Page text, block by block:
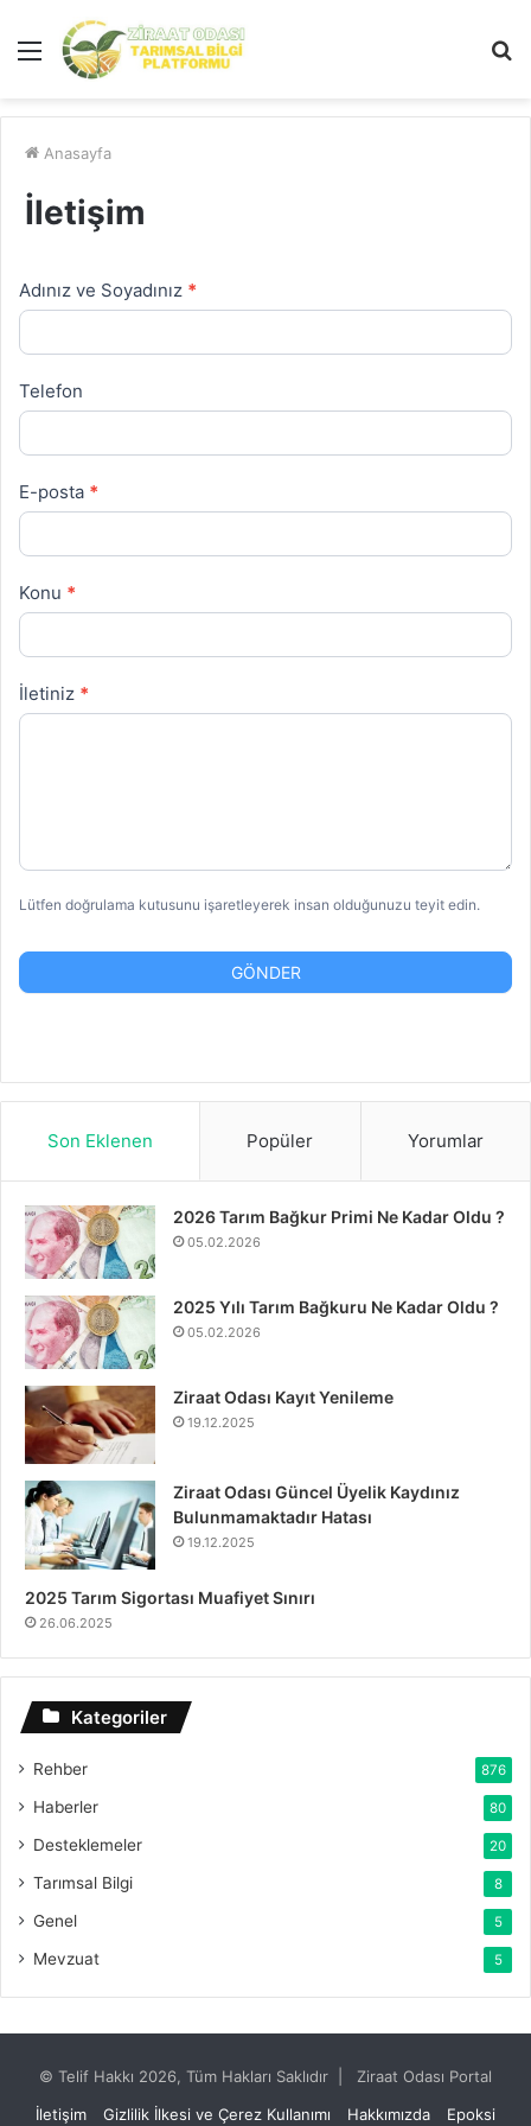
Menü
...
Anasayfa
İletişim
İletişim
Adınız ve Soyadınız *
Telefon
E-posta *
Konu *
İletiniz *
Lütfen doğrulama kutusunu işaretleyerek insan olduğunuzu teyit edin.
GÖNDER
Son Eklenen Popüler Yorumlar
2026 Tarım Bağkur Primi Ne Kadar Oldu ?
05.02.2026
2025 Yılı Tarım Bağkuru Ne Kadar Oldu ?
05.02.2026
Ziraat Odası Kayıt Yenileme
19.12.2025
Ziraat Odası Güncel Üyelik Kaydınız
Bulunmamaktadır Hatası
19.12.2025
2025 Tarım Sigortası Muafiyet Sınırı
26.06.2025
Kategoriler
Rehber 876
Haberler 80
Desteklemeler 20
Tarımsal Bilgi 8
Genel 5
Mevzuat 5
© Telif Hakkı 2026, Tüm Hakları Saklıdır | Ziraat Odası Portal
İletişim
Gizlilik İlkesi ve Çerez Kullanımı Hakkımızda Epoksi